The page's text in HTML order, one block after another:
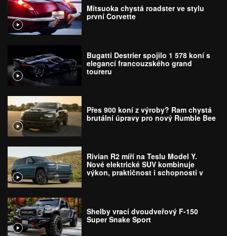
Mitsuoka chystá roadster ve stylu
první Corvette
Bugatti Destrier spojilo 1 578 koní s
elegancí francouzského grand
toureru
Přes 900 koní z výroby? Ram chystá
brutální úpravy pro nový Rumble Bee
Rivian R2 míří na Teslu Model Y.
Nové elektrické SUV kombinuje
výkon, praktičnost i schopnosti v
Shelby vrací dvoudveřový F-150
Super Snake Sport